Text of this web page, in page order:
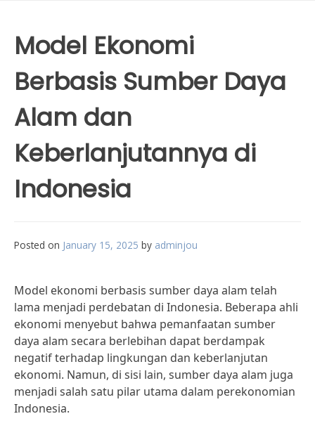
Model Ekonomi
Berbasis Sumber Daya
Alam dan
Keberlanjutannya di
Indonesia
Posted on January 15, 2025 by adminjou
Model ekonomi berbasis sumber daya alam telah
lama menjadi perdebatan di Indonesia. Beberapa ahli
ekonomi menyebut bahwa pemanfaatan sumber
daya alam secara berlebihan dapat berdampak
negatif terhadap lingkungan dan keberlanjutan
ekonomi. Namun, di sisi lain, sumber daya alam juga
menjadi salah satu pilar utama dalam perekonomian
Indonesia.